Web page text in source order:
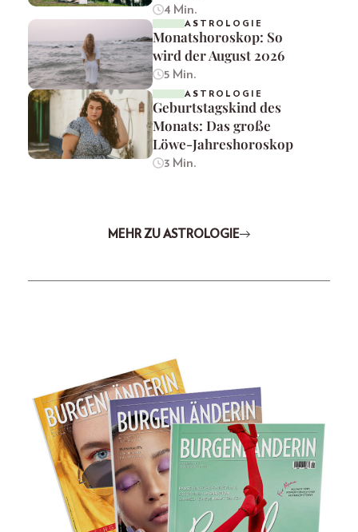
4 Min.
ASTROLOGIE
Monatshoroskop: So
wird der August 2026
5 Min.
ASTROLOGIE
Geburtstagskind des
Monats: Das große
Löwe-Jahreshoroskop
3 Min.
MEHR ZU ASTROLOGIE